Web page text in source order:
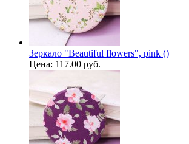
Зеркало "Beautiful flowers", pink ()
Цена: 117.00 руб.